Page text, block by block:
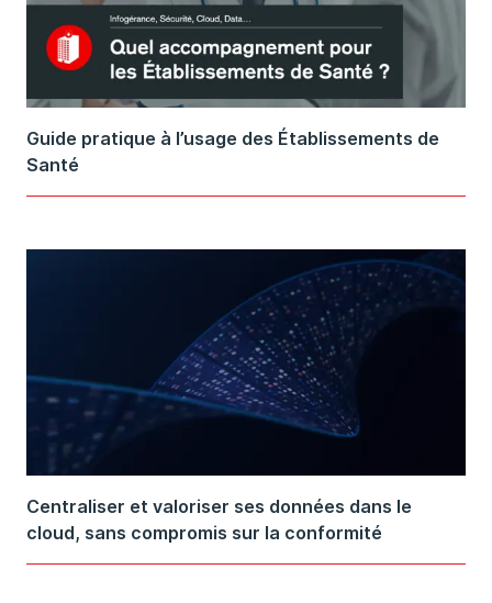
Guide pratique à l’usage des Établissements de
Santé
Centraliser et valoriser ses données dans le
cloud, sans compromis sur la conformité